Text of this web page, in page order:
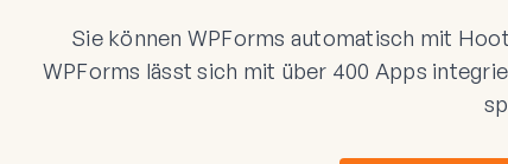
Sie können WPForms automatisch mit
WPForms lässt sich mit über 400 Apps